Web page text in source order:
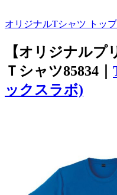
オリジナルTシャツ トップ
【オリジナルプ
Ｔシャツ85834｜
ックスラボ)